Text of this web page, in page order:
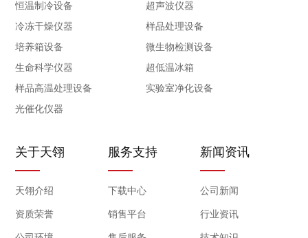
恒温制冷设备
超声波仪器
冷冻干燥仪器
样品处理设备
培养箱设备
微生物检测设备
生命科学仪器
超低温冰箱
样品高温处理设备
实验室净化设备
光催化仪器
关于天翎
天翎介绍
资质荣誉
服务支持
下载中心
销售平台
新闻资讯
公司新闻
行业资讯